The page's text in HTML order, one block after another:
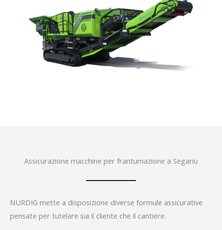
Assicurazione macchine per frantumazione a Segariu
NURDIG mette a disposizione diverse formule assicurative
pensate per tutelare sia il cliente che il cantiere.